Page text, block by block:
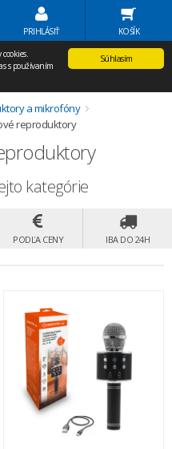
Volať Agem
PRIHLÁSIŤ KOŠÍK
Súhlasím
s používaním
a mikrofóny
reproduktory
kategórie
PODĽA CENY IBA DO 24H